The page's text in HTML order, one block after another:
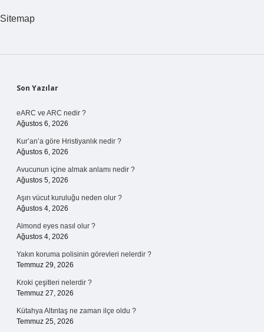
Sitemap
Sidebar
Son Yazılar
eARC ve ARC nedir ?
Ağustos 6, 2026
Kur’an’a göre Hristiyanlık nedir ?
Ağustos 6, 2026
Avucunun içine almak anlamı nedir ?
Ağustos 5, 2026
Aşırı vücut kuruluğu neden olur ?
Ağustos 4, 2026
Almond eyes nasıl olur ?
Ağustos 4, 2026
Yakın koruma polisinin görevleri nelerdir ?
Temmuz 29, 2026
Kroki çeşitleri nelerdir ?
Temmuz 27, 2026
Kütahya Altıntaş ne zaman ilçe oldu ?
Temmuz 25, 2026